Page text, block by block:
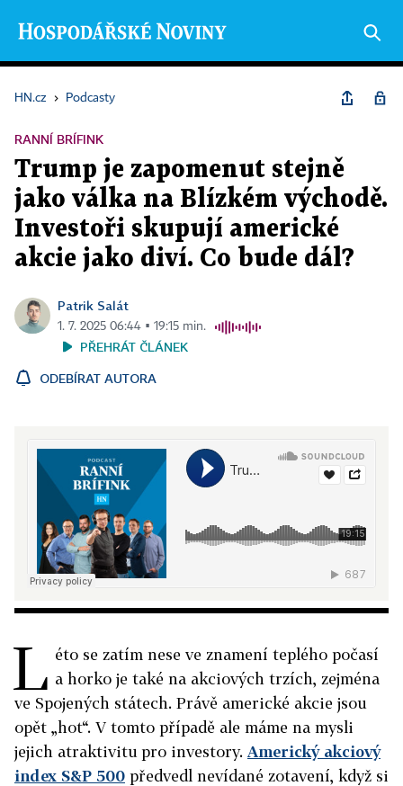
HN.cz › Podcasty
RANNÍ BRÍFINK
Trump je zapomenut stejně
jako válka na Blízkém východě.
Investoři skupují americké
akcie jako diví. Co bude dál?
Patrik Salát
1. 7. 2025 06:44 ▪ 19:15 min.
PŘEHRÁT ČLÁNEK
ODEBÍRAT AUTORA
L éto se zatím nese ve znamení teplého počasí
a horko je také na akciových trzích, zejména
ve Spojených státech. Právě americké akcie jsou
opět „hot“. V tomto případě ale máme na mysli
jejich atraktivitu pro investory. Americký akciový
index S&P 500 předvedl nevídané zotavení, když si